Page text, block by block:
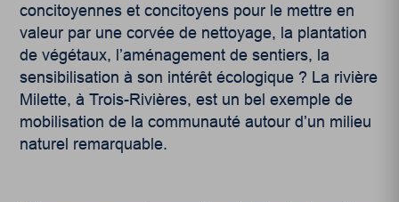
concitoyennes et concitoyens pour le mettre en
valeur par une corvée de nettoyage, la plantation
de végétaux, l’aménagement de sentiers, la
sensibilisation à son intérêt écologique ? La rivière
Milette, à Trois-Rivières, est un bel exemple de
mobilisation de la communauté autour d’un milieu
naturel remarquable.